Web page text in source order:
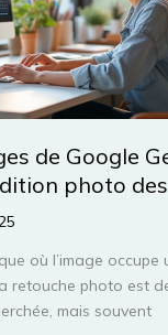
de Google
photo
où l’image occupe
retouche photo est
mais souvent